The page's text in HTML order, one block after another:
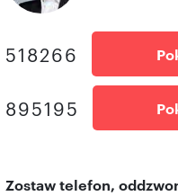
518266
895195
Zostaw telefon,